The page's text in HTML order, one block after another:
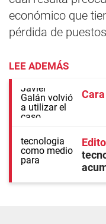
económico que
pérdida de
LEE ADEMÁS